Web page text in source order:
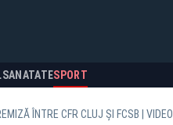
SANATATESPORT
ÎNTRE CFR CLUJ ŞI FCSB | VIDEO